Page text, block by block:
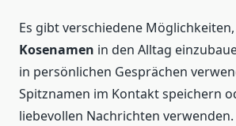
Es gibt verschiedene Möglichkeiten,
Kosenamen in den Alltag
in persönlichen Gesprächen
Spitznamen im Kontakt speichern
liebevollen Nachrichten